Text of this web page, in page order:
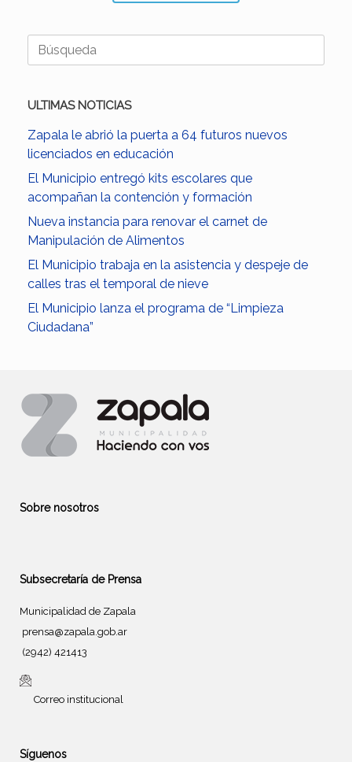
Buscar:
ULTIMAS NOTICIAS
Zapala le abrió la puerta a 64 futuros nuevos
licenciados en educación
El Municipio entregó kits escolares que
acompañan la contención y formación
Nueva instancia para renovar el carnet de
Manipulación de Alimentos
El Municipio trabaja en la asistencia y despeje de
calles tras el temporal de nieve
El Municipio lanza el programa de “Limpieza
Ciudadana”
Sobre nosotros
Subsecretaría de Prensa
Municipalidad de Zapala
prensa@zapala.gob.ar
(2942) 421413
Correo institucional
Síguenos